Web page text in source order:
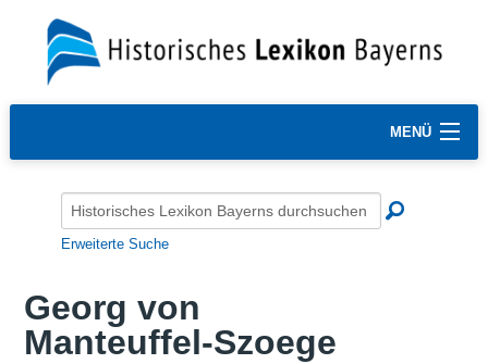
MENÜ
Erweiterte Suche
Georg von
Manteuffel-Szoege